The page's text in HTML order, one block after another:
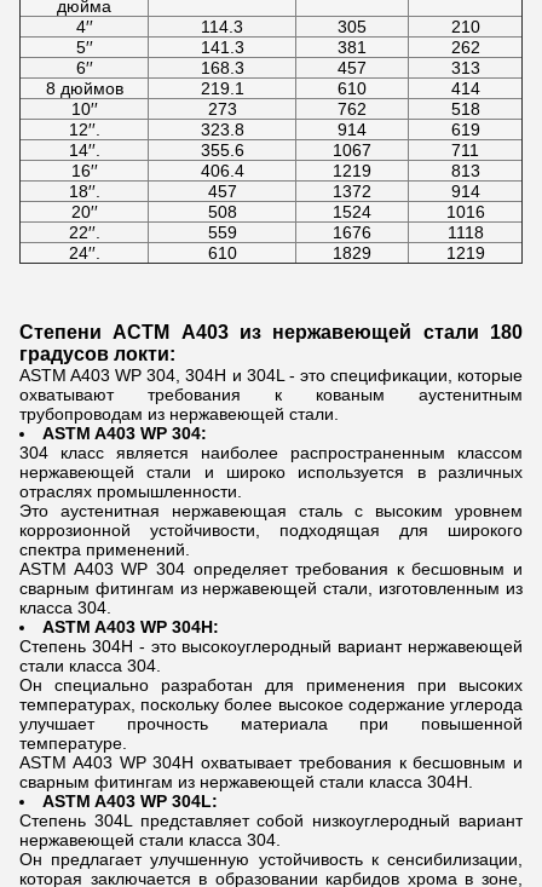
дюйма
4′′
114.3 305
210
5′′
141.3 381
262
6′′
168.3 457
313
8 дюймов
219.1 610
414
10′′
273 762
518
12′′.
323.8 914
619
14′′.
355.6 1067
711
16′′
406.4 1219
813
18′′.
457 1372
914
20′′
508 1524
1016
22′′.
559 1676
1118
24′′.
610 1829 1219
Степени АСТМ A403 из нержавеющей стали 180
градусов локти:
ASTM A403 WP 304, 304H и 304L - это спецификации, которые
охватывают требования к кованым аустенитным
трубопроводам из нержавеющей стали.
ASTM A403 WP 304:
304 класс является наиболее распространенным классом
нержавеющей стали и широко используется в различных
отраслях промышленности.
Это аустенитная нержавеющая сталь с высоким уровнем
коррозионной устойчивости, подходящая для широкого
спектра применений.
ASTM A403 WP 304 определяет требования к бесшовным и
сварным фитингам из нержавеющей стали, изготовленным из
класса 304.
ASTM A403 WP 304H:
Степень 304H - это высокоуглеродный вариант нержавеющей
стали класса 304.
Он специально разработан для применения при высоких
температурах, поскольку более высокое содержание углерода
улучшает прочность материала при повышенной
температуре.
ASTM A403 WP 304H охватывает требования к бесшовным и
сварным фитингам из нержавеющей стали класса 304H.
ASTM A403 WP 304L:
Степень 304L представляет собой низкоуглеродный вариант
нержавеющей стали класса 304.
Он предлагает улучшенную устойчивость к сенсибилизации,
которая заключается в образовании карбидов хрома в зоне,